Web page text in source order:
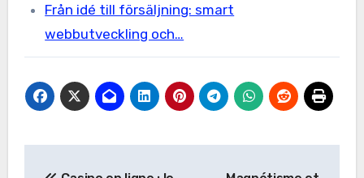
Från idé till försäljning: smart
webbutveckling och…